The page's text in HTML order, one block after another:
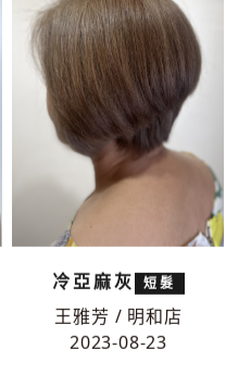
冷亞麻灰 短髮
王雅芳 / 明和店